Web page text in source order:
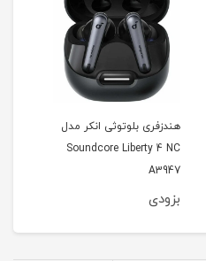
هندزفری بلوتوثی انکر مدل
Soundcore Liberty 4 NC
A3947
بزودی